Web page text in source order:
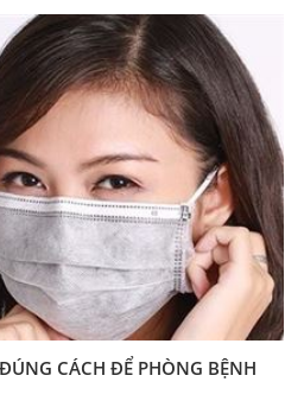
CÁCH ĐỂ PHÒNG BỆNH